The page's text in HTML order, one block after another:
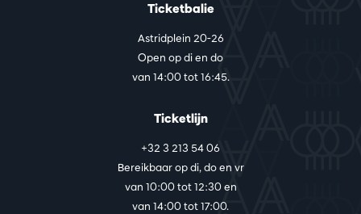
Ticketbalie
Astridplein 20-26
Open op di en do
van 14:00 tot 16:45.
Ticketlijn
+32 3 213 54 06
Bereikbaar op di, do en vr
van 10:00 tot 12:30 en
van 14:00 tot 17:00.